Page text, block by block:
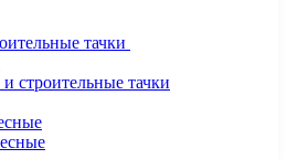
тачки
строительные тачки